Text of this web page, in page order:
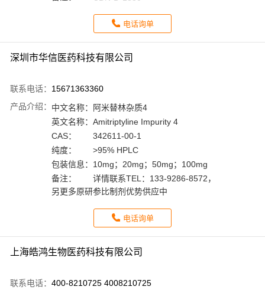
电话询单
深圳市华信医药科技有限公司
联系电话： 15671363360
产品介绍： 中文名称：
阿米替林杂质4
英文名称： Amitriptyline Impurity 4
CAS：
342611-00-1
纯度：
>95% HPLC
包装信息： 10mg；20mg；50mg；100mg
备注：
详情联系TEL：133-9286-8572，
另更多原研参比制剂优势供应中
电话询单
上海皓鸿生物医药科技有限公司
联系电话： 400-8210725 4008210725